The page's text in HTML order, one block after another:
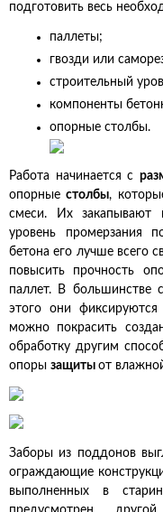
подготовить весь
паллеты;
гвозди или
строительный
компоненты
опорные столбы.
Работа начинается с
опорныестолбы,
смеси. Их
уровень промерзания
бетона его лучше всего
повысить прочность
паллет. В большинстве
этого они
можно покрасить
обработку другим
опоры защиты от
Заборы из поддонов
ограждающие
выполненных в